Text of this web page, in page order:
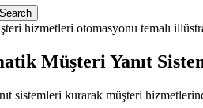
Müşteri Yanıt
sistemleri kurarak müşteri